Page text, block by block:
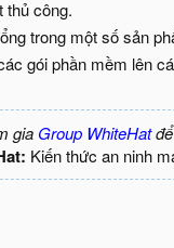
thủ công.
trong một số sản
gói phần mềm lên
gia Group WhiteHatđể
Kiến thức an ninh